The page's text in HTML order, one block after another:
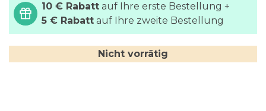
10 € Rabatt auf Ihre erste Bestellung +
5 € Rabatt auf Ihre zweite Bestellung
Nicht vorrätig